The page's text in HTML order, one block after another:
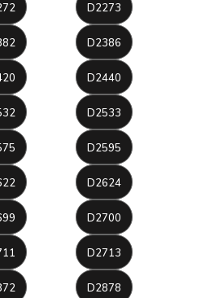
D2273
D2386
D2440
D2533
D2595
D2624
D2700
D2713
D2878